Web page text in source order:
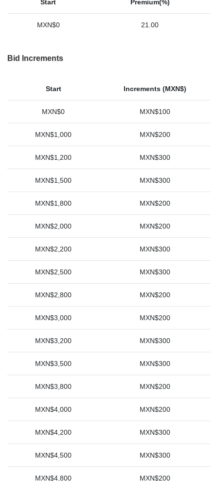
Start Premium(%)
MXN$0 21.00
Bid Increments
Start Increments (MXN$)
MXN$0 MXN$100
MXN$1,000 MXN$200
MXN$1,200 MXN$300
MXN$1,500 MXN$300
MXN$1,800 MXN$200
MXN$2,000 MXN$200
MXN$2,200 MXN$300
MXN$2,500 MXN$300
MXN$2,800 MXN$200
MXN$3,000 MXN$200
MXN$3,200 MXN$300
MXN$3,500 MXN$300
MXN$3,800 MXN$200
MXN$4,000 MXN$200
MXN$4,200 MXN$300
MXN$4,500 MXN$300
MXN$4,800 MXN$200